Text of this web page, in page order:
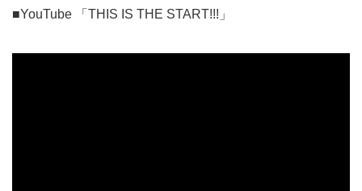
■YouTube 「THIS IS THE START!!!」